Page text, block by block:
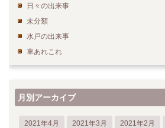
日々の出来事
未分類
水戸の出来事
車あれこれ
月別アーカイブ
2021年4月 2021年3月 2021年2月